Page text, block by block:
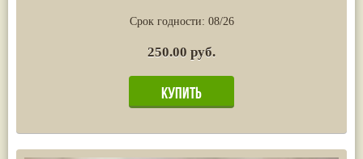
Срок годности: 08/26
250.00 руб.